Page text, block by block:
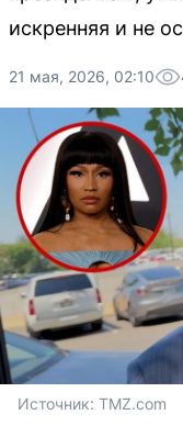
искренняя и не
21 мая, 2026, 02:10
Источник: TMZ.com